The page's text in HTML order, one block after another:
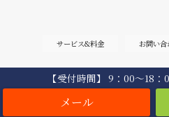
【受付時間】 9：00〜18
サービス&料金 お問い合
Copyright©肖像画家 野原真輝